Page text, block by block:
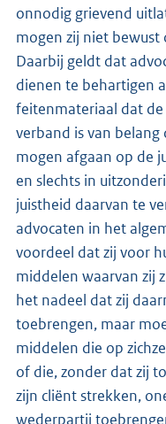
onnodig grievend
mogen zij niet
Daarbij geldt dat
dienen te behartigen
feitenmateriaal dat
verband is van
mogen afgaan op de
en slechts in
juistheid daarvan te
advocaten in het
voordeel dat zij voor
middelen waarvan zij
het nadeel dat zij
toebrengen, maar
middelen die op
of die, zonder dat zij
zijn cliënt strekken,
wederpartij